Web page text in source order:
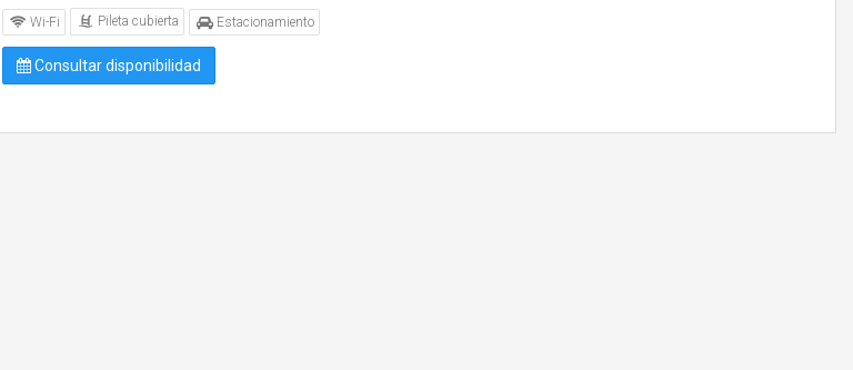
Wi-Fi Pileta cubierta Estacionamiento
Consultar disponibilidad